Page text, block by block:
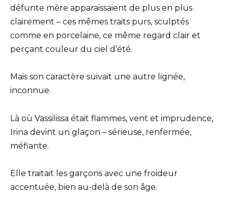
défunte mère apparaissaient de plus en plus
clairement – ces mêmes traits purs, sculptés
comme en porcelaine, ce même regard clair et
perçant couleur du ciel d’été.
Mais son caractère suivait une autre lignée,
inconnue.
Là où Vassilissa était flammes, vent et imprudence,
Irina devint un glaçon – sérieuse, renfermée,
méfiante.
Elle traitait les garçons avec une froideur
accentuée, bien au-delà de son âge.